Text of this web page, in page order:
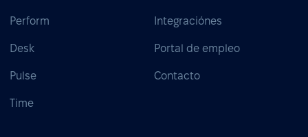
Perform
Desk
Pulse
Time
Integraciónes
Portal de empleo
Contacto